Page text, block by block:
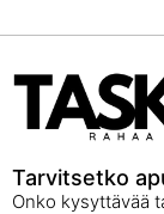
Tarvitsetko
Onko kysyttävää